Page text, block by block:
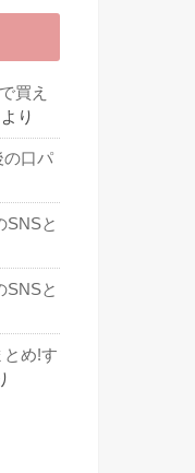
買え
より
の口パ
SNSと
SNSと
め!す